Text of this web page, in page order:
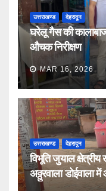
उत्तराखण्ड देहरादून
घरेलू गैस की
औचक निरीक्षण
MAR 16, 2026
उत्तराखण्ड देहरादून
विभूति जुयाल क्षेत्रीय
अठ्ठुरवाला डोईवाला